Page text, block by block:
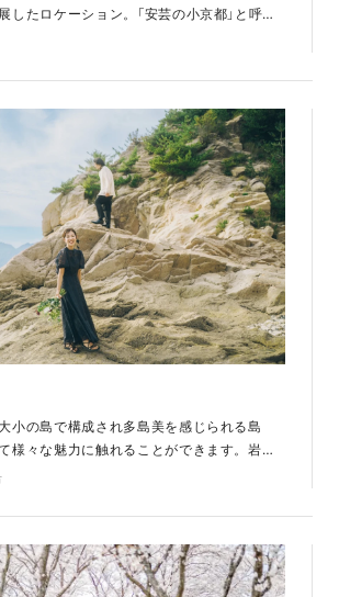
したロケーション。「安芸の小京都」と呼ば
れる風情あふれる町並みに和装がよく似合
くれます。町並み保存地区として由緒ある
のロケ地にもなった場所です。季節を選ば
小の島で構成され多島美を感じられる島
様々な魅力に触れることができます。岩場
囲気、海が見えるまっすぐな一本道、海辺
景色が魅力のひとつです。おふたりだけの
間を創造して、素敵な1枚を残せます。